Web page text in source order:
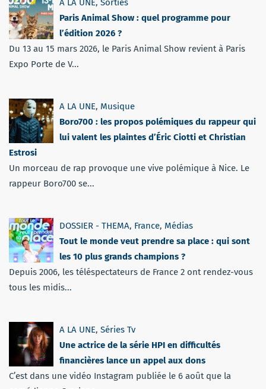
A LA UNE, Sorties
Paris Animal Show : quel programme pour
l’édition 2026 ?
Du 13 au 15 mars 2026, le Paris Animal Show revient à Paris
Expo Porte de V...
A LA UNE, Musique
Boro700 : les propos polémiques du rappeur qui
lui valent les plaintes d’Éric Ciotti et Christian
Estrosi
Un morceau de rap provoque une vive polémique à Nice. Le
rappeur Boro700 se...
DOSSIER - THEMA, France, Médias
Tout le monde veut prendre sa place : qui sont
les 10 plus grands champions ?
Depuis 2006, les téléspectateurs de France 2 ont rendez-vous
tous les midis...
A LA UNE, Séries Tv
Une actrice de la série HPI en difficultés
financières lance un appel aux dons
C’est dans une vidéo Instagram publiée le 6 août que la